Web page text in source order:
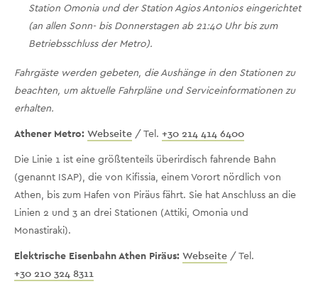
Station Omonia und der Station Agios Antonios eingerichtet
(an allen Sonn- bis Donnerstagen ab 21:40 Uhr bis zum
Betriebsschluss der Metro).
Fahrgäste werden gebeten, die Aushänge in den Stationen zu
beachten, um aktuelle Fahrpläne und Serviceinformationen zu
erhalten.
Athener Metro: Webseite / Tel. +30 214 414 6400
Die Linie 1 ist eine größtenteils überirdisch fahrende Bahn
(genannt ISAP), die von Kifissia, einem Vorort nördlich von
Athen, bis zum Hafen von Piräus fährt. Sie hat Anschluss an die
Linien 2 und 3 an drei Stationen (Attiki, Omonia und
Monastiraki).
Elektrische Eisenbahn Athen Piräus: Webseite / Tel.
+30 210 324 8311